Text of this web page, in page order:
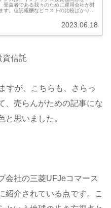
受益者である我々のために運用会社が対
す。信託報酬などコストの比較ばかりに
2023.06.18
資信託
すが、こちらも、さらっ
、売らんがための記事にな
と思いました。
会社の三菱UFJeコマース
紹介されている点です。こ